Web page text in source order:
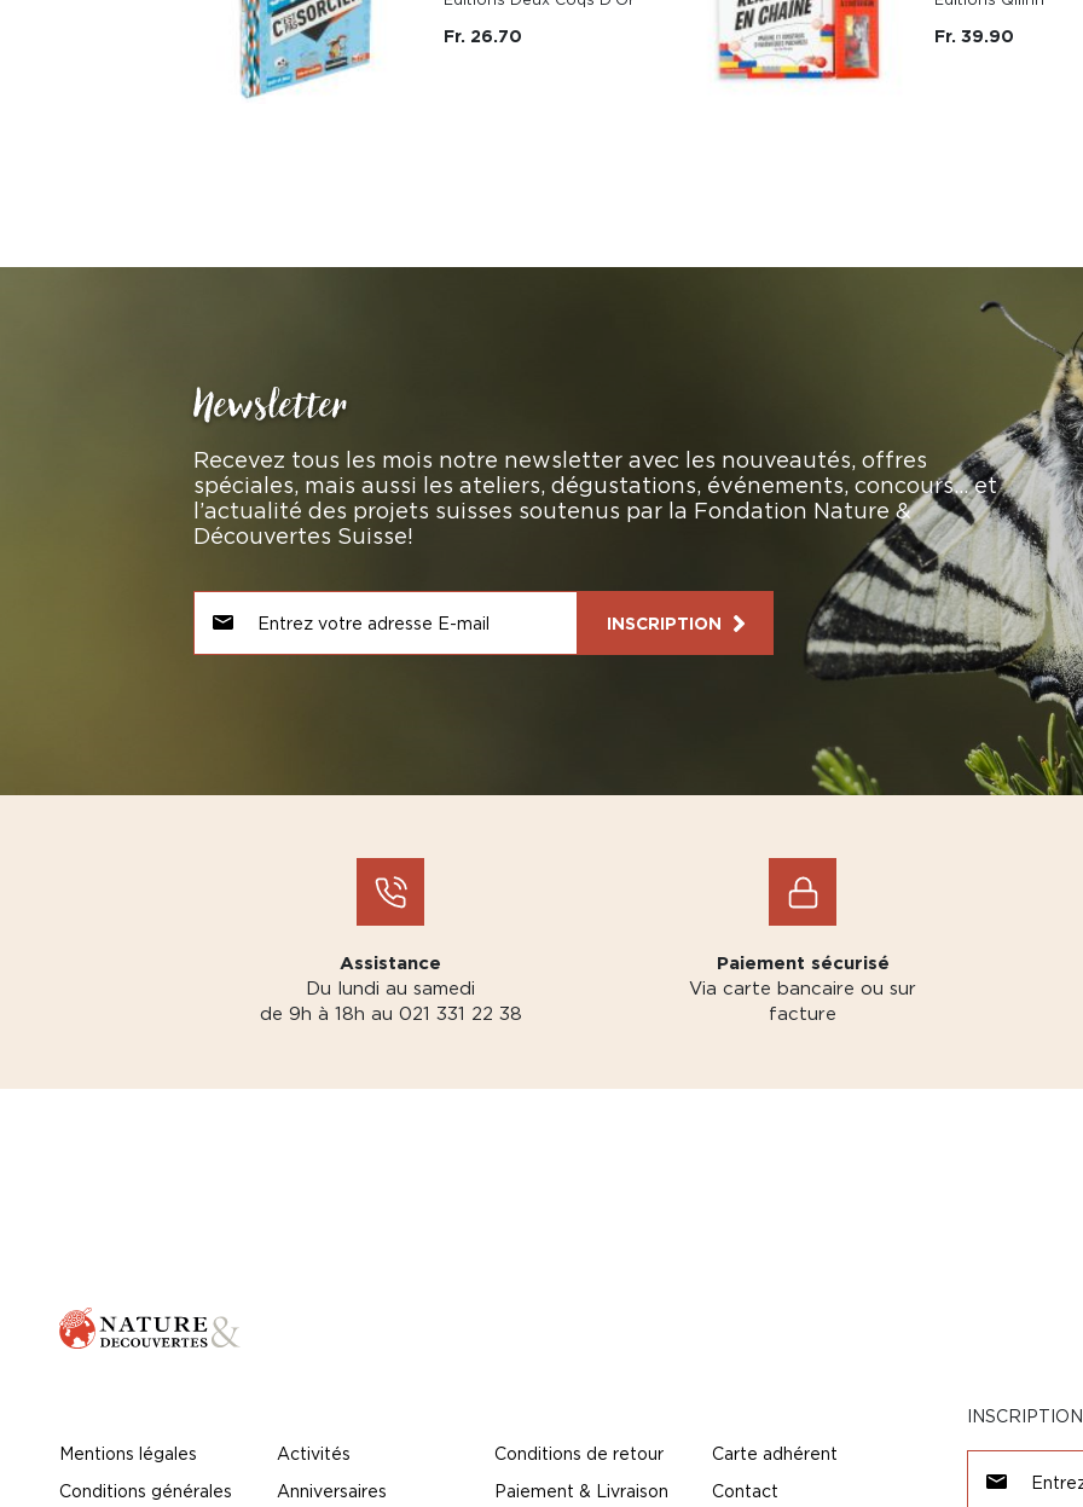
Fr. 26.70 Fr. 39.90
Newsletter
Recevez tous les mois notre newsletter avec les nouveautés, offres
spéciales, mais aussi les ateliers, dégustations, événements, concours… et
l’actualité des projets suisses soutenus par la Fondation Nature &
Découvertes Suisse!
INSCRIPTION
Assistance
Du lundi au samedi
de 9h à 18h au 021 331 22 38
Paiement sécurisé
Via carte bancaire ou sur
facture
Mentions légales
Conditions générales
Activités
Anniversaires
Conditions de retour
Paiement & Livraison
Carte adhérent
Contact